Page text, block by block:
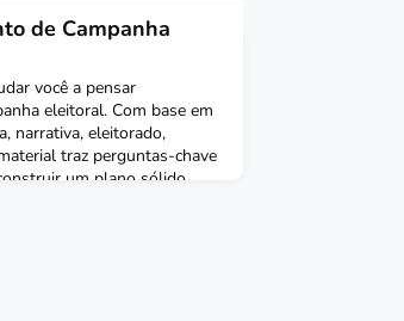
de Campanha
você a pensar
eleitoral. Com base em
narrativa, eleitorado,
traz perguntas-chave
um plano sólido